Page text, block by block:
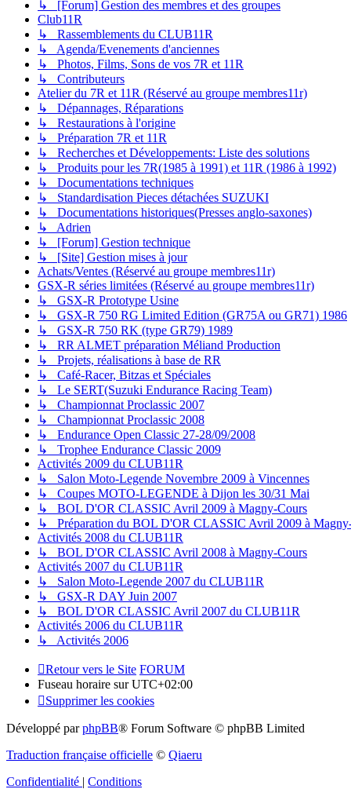
↳ [Forum] Gestion des membres et des groupes
Club11R
↳ Rassemblements du CLUB11R
↳ Agenda/Evenements d'anciennes
↳ Photos, Films, Sons de vos 7R et 11R
↳ Contributeurs
Atelier du 7R et 11R (Réservé au groupe membres11r)
↳ Dépannages, Réparations
↳ Restaurations à l'origine
↳ Préparation 7R et 11R
↳ Recherches et Développements: Liste des solutions
↳ Produits pour les 7R(1985 à 1991) et 11R (1986 à 1992)
↳ Documentations techniques
↳ Standardisation Pieces détachées SUZUKI
↳ Documentations historiques(Presses anglo-saxones)
↳ Adrien
↳ [Forum] Gestion technique
↳ [Site] Gestion mises à jour
Achats/Ventes (Réservé au groupe membres11r)
GSX-R séries limitées (Réservé au groupe membres11r)
↳ GSX-R Prototype Usine
↳ GSX-R 750 RG Limited Edition (GR75A ou GR71) 1986
↳ GSX-R 750 RK (type GR79) 1989
↳ RR ALMET préparation Méliand Production
↳ Projets, réalisations à base de RR
↳ Café-Racer, Bitzas et Spéciales
↳ Le SERT(Suzuki Endurance Racing Team)
↳ Championnat Proclassic 2007
↳ Championnat Proclassic 2008
↳ Endurance Open Classic 27-28/09/2008
↳ Trophee Endurance Classic 2009
Activités 2009 du CLUB11R
↳ Salon Moto-Legende Novembre 2009 à Vincennes
↳ Coupes MOTO-LEGENDE à Dijon les 30/31 Mai
↳ BOL D'OR CLASSIC Avril 2009 à Magny-Cours
↳ Préparation du BOL D'OR CLASSIC Avril 2009 à
Activités 2008 du CLUB11R
↳ BOL D'OR CLASSIC Avril 2008 à Magny-Cours
Activités 2007 du CLUB11R
↳ Salon Moto-Legende 2007 du CLUB11R
↳ GSX-R DAY Juin 2007
↳ BOL D'OR CLASSIC Avril 2007 du CLUB11R
Activités 2006 du CLUB11R
↳ Activités 2006
Retour vers le Site FORUM
Fuseau horaire surUTC+02:00
Supprimer les cookies
Développé parphpBB® Forum Software © phpBB Limited
Traduction française officielle © Qiaeru
Confidentialité | Conditions